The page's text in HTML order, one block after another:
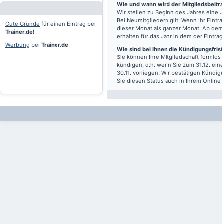
Gute Gründe für einen Eintrag bei
Trainer.de!
Werbung bei Trainer.de
Wie und wann wird der
Wir stellen zu Beginn des Jahres eine
Bei Neumitgliedern gilt: Wenn Ihr
dieser Monat als ganzer Monat. Ab
erhalten für das Jahr in dem der
Wie sind bei Ihnen die
Sie können Ihre Mitgliedschaft
kündigen, d.h. wenn Sie zum 31.12.
30.11. vorliegen. Wir bestätigen
Sie diesen Status auch in Ihrem